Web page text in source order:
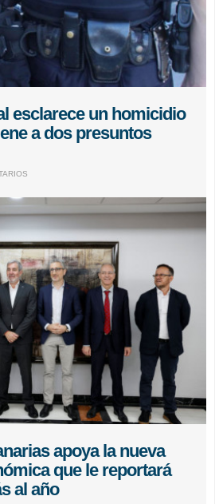
esclarece un homicidio
a dos presuntos
apoya la nueva
que le reportará
al año